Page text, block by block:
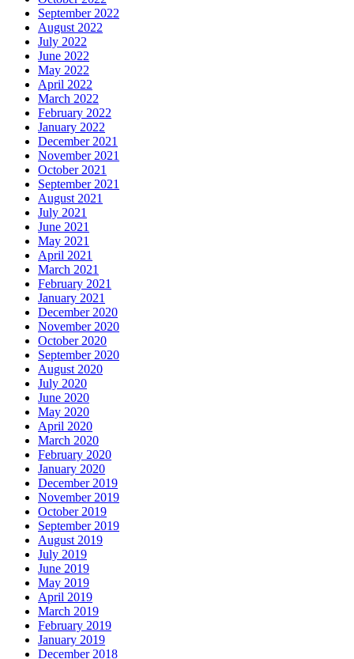
September 2022
August 2022
July 2022
June 2022
May 2022
April 2022
March 2022
February 2022
January 2022
December 2021
November 2021
October 2021
September 2021
August 2021
July 2021
June 2021
May 2021
April 2021
March 2021
February 2021
January 2021
December 2020
November 2020
October 2020
September 2020
August 2020
July 2020
June 2020
May 2020
April 2020
March 2020
February 2020
January 2020
December 2019
November 2019
October 2019
September 2019
August 2019
July 2019
June 2019
May 2019
April 2019
March 2019
February 2019
January 2019
December 2018